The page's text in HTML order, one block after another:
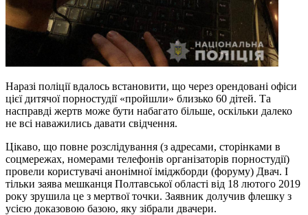
Наразі поліції вдалось встановити, що через орендовані офіси
цієї дитячої порностудії «пройшли» близько 60 дітей. Та
насправді жертв може бути набагато більше, оскільки далеко
не всі наважились давати свідчення.
Цікаво, що повне розслідування (з адресами, сторінками в
соцмережах, номерами телефонів організаторів порностудії)
провели користувачі анонімної іміджборди (форуму) Двач. І
тільки заява мешканця Полтавської області від 18 лютого 2019
року зрушила це з мертвої точки. Заявник долучив флешку з
усією доказовою базою, яку зібрали двачери.